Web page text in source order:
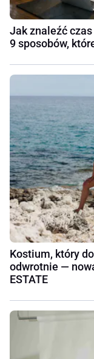
Jak znaleźć
9 sposobów,
Kostium, który
odwrotnie —
ESTATE